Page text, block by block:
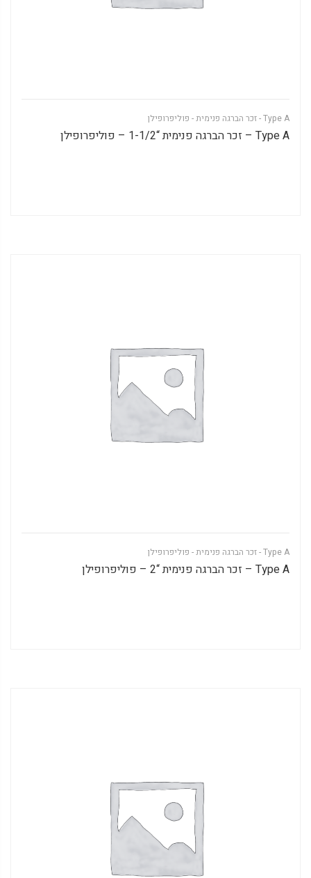
Type A - זכר הברגה פנימית - פוליפרופילן
Type A – זכר הברגה פנימית “1-1/2 – פוליפרופילן
Type A - זכר הברגה פנימית - פוליפרופילן
Type A – זכר הברגה פנימית “2 – פוליפרופילן